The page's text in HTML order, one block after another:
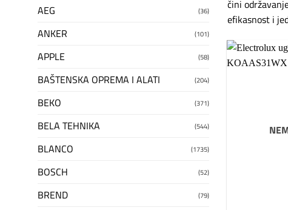
AEG (36)
ANKER (101)
APPLE (58)
BAŠTENSKA OPREMA I ALATI (204)
BEKO (371)
BELA TEHNIKA (544)
BLANCO (1735)
BOSCH (52)
BREND (79)
čini
efikasnost i